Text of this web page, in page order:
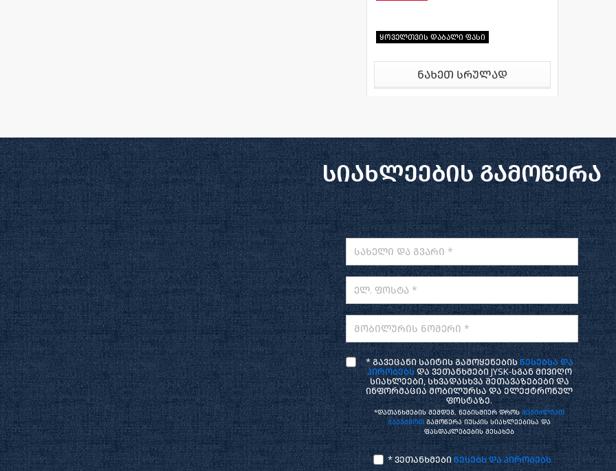
ყოველთვის დაბალი ფასი
ნახეთ სრულად
სიახლეების გამოწერა
სახელი და გვარი *
ელ. ფოსტა *
მობილურის ნომერი *
* გავეცანი საიტის გამოყენებისწესებსა და
პირობებსდა ვეთანხმები JYSK-სგან მივიღო
სიახლეები, სხვადასხვა შეთავაზებები და
ინფორმაცია მობილურსა და ელექტრონულ
ფოსტაზე.
*დათანხმების შემდეგ, ნებისმიერ დროსშეგიძლიათ
გააუქმოთ გამოწერა იუსკის სიახლეებისა და
ფასდაკლებების შესახებ
* ვეთანხმებიწესებს და პირობებს